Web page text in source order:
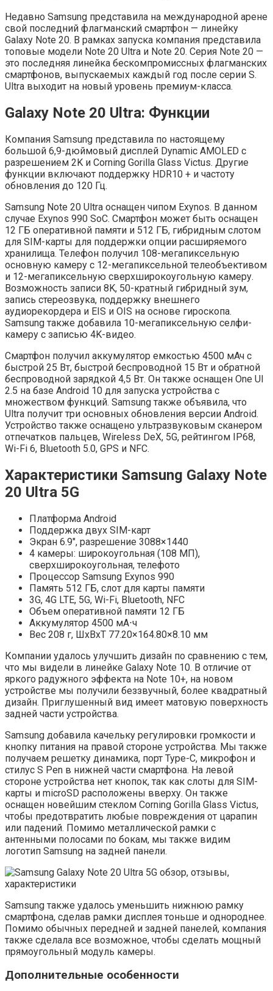
Недавно Samsung представила на международной арене
свой последний флагманский смартфон — линейку
Galaxy Note 20. В рамках запуска компания представила
топовые модели Note 20 Ultra и Note 20. Серия Note 20 —
это последняя линейка бескомпромиссных флагманских
смартфонов, выпускаемых каждый год после серии S.
Ultra выходит на новый уровень премиум-класса.
Galaxy Note 20 Ultra: Функции
Компания Samsung представила по настоящему
большой 6,9-дюймовый дисплей Dynamic AMOLED с
разрешением 2K и Corning Gorilla Glass Victus. Другие
функции включают поддержку HDR10 + и частоту
обновления до 120 Гц.
Samsung Note 20 Ultra оснащен чипом Exynos. В данном
случае Exynos 990 SoC. Смартфон может быть оснащен
12 ГБ оперативной памяти и 512 ГБ, гибридным слотом
для SIM-карты для поддержки опции расширяемого
хранилища. Телефон получил 108-мегапиксельную
основную камеру с 12-мегапиксельной телеобъективом
и 12-мегапиксельную сверхширокоугольную камеру.
Возможность записи 8K, 50-кратный гибридный зум,
запись стереозвука, поддержку внешнего
аудиорекордера и EIS и OIS на основе гироскопа.
Samsung также добавила 10-мегапиксельную селфи-
камеру с записью 4K-видео.
Смартфон получил аккумулятор емкостью 4500 мАч с
быстрой 25 Вт, быстрой беспроводной 15 Вт и обратной
беспроводной зарядкой 4,5 Вт. Он также оснащен One UI
2.5 на базе Android 10 для запуска устройства с
множеством функций. Samsung также объявила, что
Ultra получит три основных обновления версии Android.
Устройство также оснащено ультразвуковым сканером
отпечатков пальцев, Wireless DeX, 5G, рейтингом IP68,
Wi-Fi 6, Bluetooth 5.0, GPS и NFC.
Характеристики Samsung Galaxy Note
20 Ultra 5G
Платформа Android
Поддержка двух SIM-карт
Экран 6.9″, разрешение 3088×1440
4 камеры: широкоугольная (108 МП),
сверхширокоугольная, телефото
Процессор Samsung Exynos 990
Память 512 ГБ, слот для карты памяти
3G, 4G LTE, 5G, Wi-Fi, Bluetooth, NFC
Объем оперативной памяти 12 ГБ
Аккумулятор 4500 мА⋅ч
Вес 208 г, ШxВxТ 77.20×164.80×8.10 мм
Компании удалось улучшить дизайн по сравнению с тем,
что мы видели в линейке Galaxy Note 10. В отличие от
яркого радужного эффекта на Note 10+, на новом
устройстве мы получили беззвучный, более квадратный
дизайн. Приглушенный вид имеет матовую поверхность
задней части устройства.
Samsung добавила качельку регулировки громкости и
кнопку питания на правой стороне устройства. Мы также
получаем решетку динамика, порт Type-C, микрофон и
стилус S Pen в нижней части смартфона. На левой
стороне устройства нет кнопок, так как слоты для SIM-
карты и microSD расположены вверху. Он также
оснащен новейшим стеклом Corning Gorilla Glass Victus,
чтобы предотвратить любые повреждения от царапин
или падений. Помимо металлической рамки с
антенными полосами по бокам, мы также видим
логотип Samsung на задней панели.
Samsung также удалось уменьшить нижнюю рамку
смартфона, сделав рамки дисплея тоньше и однороднее.
Помимо обычных передней и задней панелей, компания
также сделала все возможное, чтобы сделать мощный
прямоугольный модуль камеры.
Дополнительные особенности